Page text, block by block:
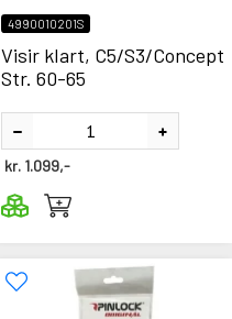
4990010201S
Visir klart, C5/S3/Concept
Str. 60-65
kr. 1.099,-